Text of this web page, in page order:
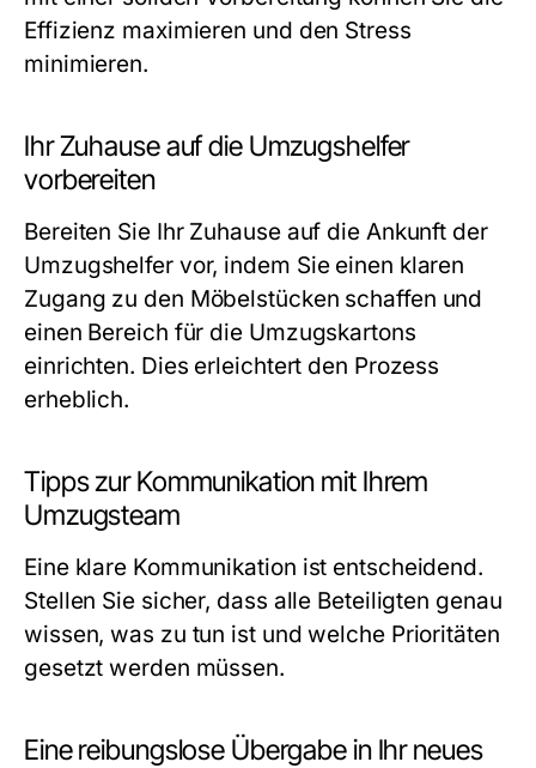
Effizienz maximieren und den Stress
minimieren.
Ihr Zuhause auf die Umzugshelfer
vorbereiten
Bereiten Sie Ihr Zuhause auf die Ankunft der
Umzugshelfer vor, indem Sie einen klaren
Zugang zu den Möbelstücken schaffen und
einen Bereich für die Umzugskartons
einrichten. Dies erleichtert den Prozess
erheblich.
Tipps zur Kommunikation mit Ihrem
Umzugsteam
Eine klare Kommunikation ist entscheidend.
Stellen Sie sicher, dass alle Beteiligten genau
wissen, was zu tun ist und welche Prioritäten
gesetzt werden müssen.
Eine reibungslose Übergabe in Ihr neues